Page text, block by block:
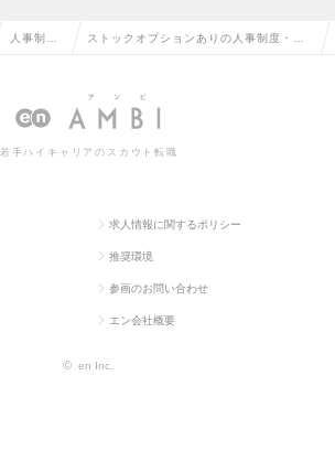
人事制 ストックオプションありの人事制度・企
若手ハイキャリアのスカウト転職
求人情報に関するポリシー
推奨環境
参画のお問い合わせ
エン会社概要
© en Inc.